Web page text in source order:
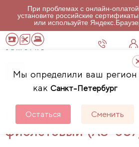
При проблемах с онлайн-оплатой
установите российские
или используйте
Мы определили ваш регион
как Санкт-Петербург
Остаться Сменить
Аксессуары
Маркер исчезающий
фиолетовый (AU-